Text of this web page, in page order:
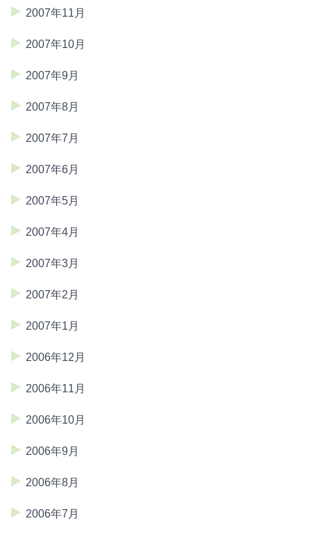
2007年11月
2007年10月
2007年9月
2007年8月
2007年7月
2007年6月
2007年5月
2007年4月
2007年3月
2007年2月
2007年1月
2006年12月
2006年11月
2006年10月
2006年9月
2006年8月
2006年7月